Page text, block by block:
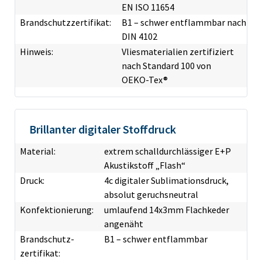
EN ISO 11654
Brandschutzzertifikat:
B1 – schwer entflammbar nach
DIN 4102
Hinweis:
Vliesmaterialien zertifiziert
nach Standard 100 von
OEKO-Tex®
Brillanter digitaler Stoffdruck
Material:
extrem schalldurchlässiger E+P
Akustikstoff „Flash“
Druck:
4c digitaler Sublimationsdruck,
absolut geruchsneutral
Konfektionierung:
umlaufend 14x3mm Flachkeder
angenäht
Brandschutz­
zertifikat:
B1 – schwer entflammbar